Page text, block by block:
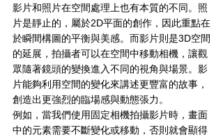
影片和照片在空間處理上也有本質的不同。照
片是靜止的，屬於2D平面的創作，因此重點在
於瞬間構圖的平衡與美感。而影片則是3D空間
的延展，拍攝者可以在空間中移動相機，讓觀
眾隨著鏡頭的變換進入不同的視角與場景。影
片能夠利用空間的變化來講述更豐富的故事，
創造出更強烈的臨場感與動態張力。
例如，當我們使用固定相機拍攝影片時，畫面
中的元素需要不斷變化或移動，否則就會顯得